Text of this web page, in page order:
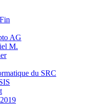
AG
M.
du SRC